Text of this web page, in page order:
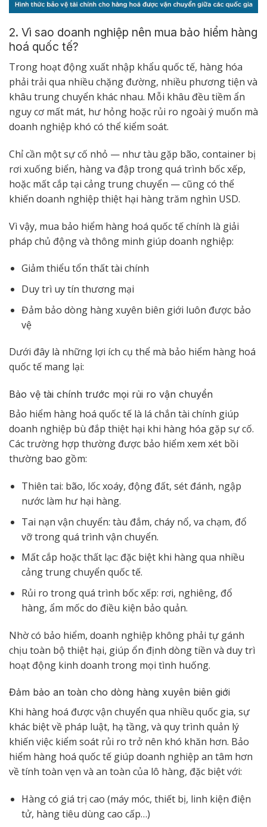
2. Vì sao doanh nghiệp nên mua bảo hiểm hàng
hoá quốc tế?
Trong hoạt động xuất nhập khẩu quốc tế, hàng hóa
phải trải qua nhiều chặng đường, nhiều phương tiện và
khâu trung chuyển khác nhau. Mỗi khâu đều tiềm ẩn
nguy cơ mất mát, hư hỏng hoặc rủi ro ngoài ý muốn mà
doanh nghiệp khó có thể kiểm soát.
Chỉ cần một sự cố nhỏ — như tàu gặp bão, container bị
rơi xuống biển, hàng va đập trong quá trình bốc xếp,
hoặc mất cắp tại cảng trung chuyển — cũng có thể
khiến doanh nghiệp thiệt hại hàng trăm nghìn USD.
Vì vậy, mua bảo hiểm hàng hoá quốc tế chính là giải
pháp chủ động và thông minh giúp doanh nghiệp:
Giảm thiểu tổn thất tài chính
Duy trì uy tín thương mại
Đảm bảo dòng hàng xuyên biên giới luôn được bảo
vệ
Dưới đây là những lợi ích cụ thể mà bảo hiểm hàng hoá
quốc tế mang lại:
Bảo vệ tài chính trước mọi rủi ro vận chuyển
Bảo hiểm hàng hoá quốc tế là lá chắn tài chính giúp
doanh nghiệp bù đắp thiệt hại khi hàng hóa gặp sự cố.
Các trường hợp thường được bảo hiểm xem xét bồi
thường bao gồm:
Thiên tai: bão, lốc xoáy, động đất, sét đánh, ngập
nước làm hư hại hàng.
Tai nạn vận chuyển: tàu đắm, cháy nổ, va chạm, đổ
vỡ trong quá trình vận chuyển.
Mất cắp hoặc thất lạc: đặc biệt khi hàng qua nhiều
cảng trung chuyển quốc tế.
Rủi ro trong quá trình bốc xếp: rơi, nghiêng, đổ
hàng, ẩm mốc do điều kiện bảo quản.
Nhờ có bảo hiểm, doanh nghiệp không phải tự gánh
chịu toàn bộ thiệt hại, giúp ổn định dòng tiền và duy trì
hoạt động kinh doanh trong mọi tình huống.
Đảm bảo an toàn cho dòng hàng xuyên biên giới
Khi hàng hoá được vận chuyển qua nhiều quốc gia, sự
khác biệt về pháp luật, hạ tầng, và quy trình quản lý
khiến việc kiểm soát rủi ro trở nên khó khăn hơn. Bảo
hiểm hàng hoá quốc tế giúp doanh nghiệp an tâm hơn
về tính toàn vẹn và an toàn của lô hàng, đặc biệt với:
Hàng có giá trị cao (máy móc, thiết bị, linh kiện điện
tử, hàng tiêu dùng cao cấp…)